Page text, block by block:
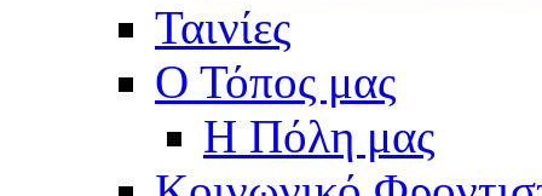
Ταινίες
Ο Τόπος μας
Η Πόλη μας